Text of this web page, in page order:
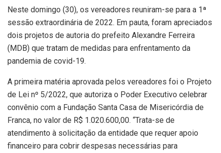
Neste domingo (30), os vereadores reuniram-se para a 1ª
sessão extraordinária de 2022. Em pauta, foram apreciados
dois projetos de autoria do prefeito Alexandre Ferreira
(MDB) que tratam de medidas para enfrentamento da
pandemia de covid-19.
A primeira matéria aprovada pelos vereadores foi o Projeto
de Lei nº 5/2022, que autoriza o Poder Executivo celebrar
convênio com a Fundação Santa Casa de Misericórdia de
Franca, no valor de R$ 1.020.600,00. “Trata-se de
atendimento à solicitação da entidade que requer apoio
financeiro para cobrir despesas necessárias para